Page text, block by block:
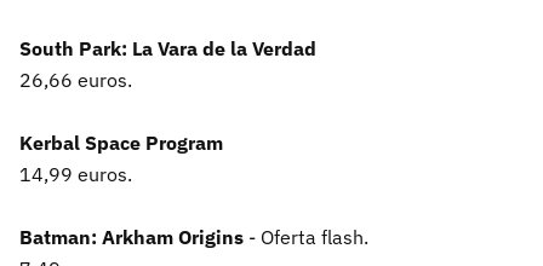
South Park: La Vara de la Verdad
26,66 euros.
Kerbal Space Program
14,99 euros.
Batman: Arkham Origins - Oferta flash.